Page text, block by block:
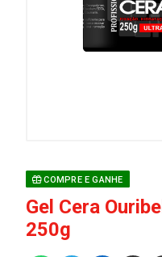
COMPRE E GANHE
Gel Cera
250g